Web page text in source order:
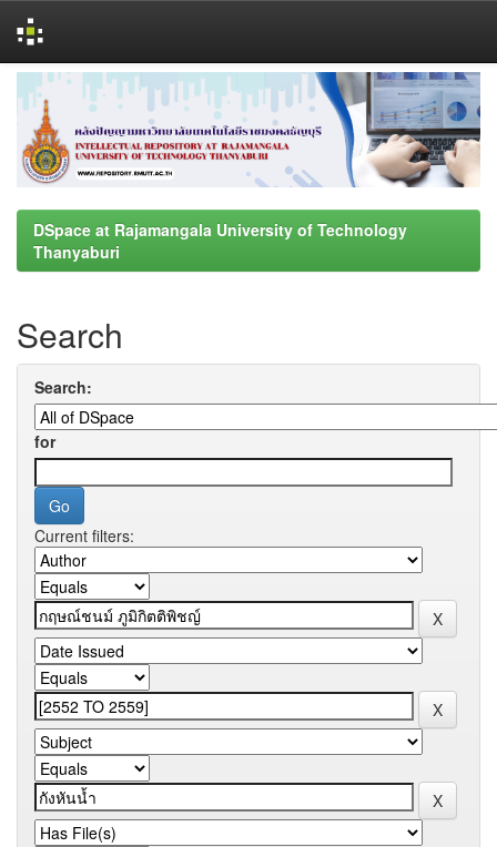
navigation
DSpace at Rajamangala University of Technology
Thanyaburi
Search
Search:
for
Current filters: